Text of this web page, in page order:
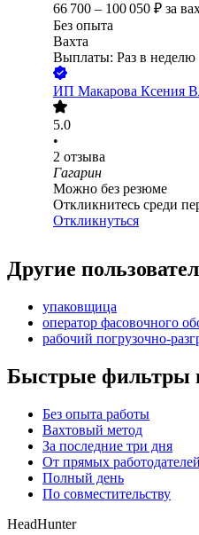
66 700 – 100 050 ₽ за
Без опыта
Вахта
Выплаты: Раз в неделю
ИП Макарова Ксения
5.0
•
2 отзыва
Гагарин
Можно без резюме
Откликнитесь среди
Откликнуться
Другие
упаковщица
оператор фасовочного
рабочий погрузочно-
Быстрые фильтры
Без опыта работы
Вахтовый метод
За последние три дня
От прямых работодателей
Полный день
По совместительству
HeadHunter